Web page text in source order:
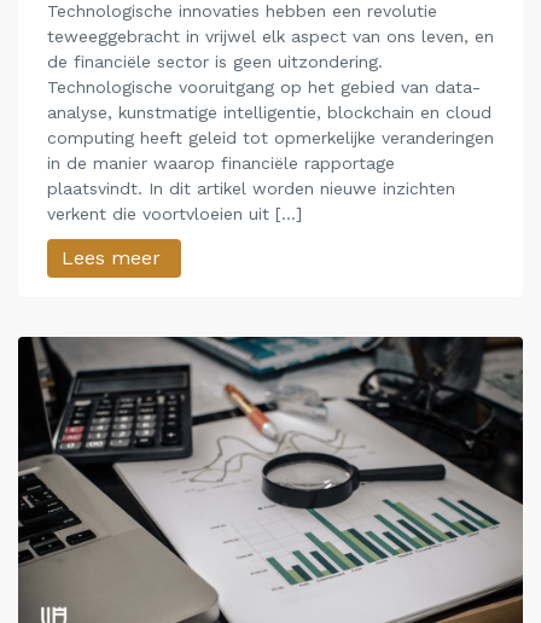
Technologische innovaties hebben een revolutie
teweeggebracht in vrijwel elk aspect van ons leven, en
de financiële sector is geen uitzondering.
Technologische vooruitgang op het gebied van data-
analyse, kunstmatige intelligentie, blockchain en cloud
computing heeft geleid tot opmerkelijke veranderingen
in de manier waarop financiële rapportage
plaatsvindt. In dit artikel worden nieuwe inzichten
verkent die voortvloeien uit […]
Lees meer